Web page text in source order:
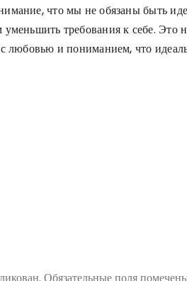
что мы не обязаны быть
требования к себе. Это
любовью и пониманием, что